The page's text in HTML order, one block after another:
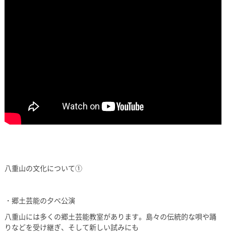
八重山の文化について①
・郷土芸能の夕べ公演
八重山には多くの郷土芸能教室があります。島々の伝統的な唄や踊
りなどを受け継ぎ、そして新しい試みにも